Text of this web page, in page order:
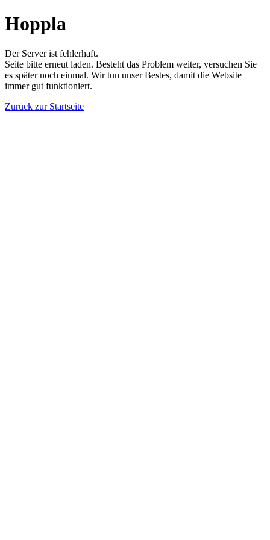
Hoppla
Der Server ist fehlerhaft.
Seite bitte erneut laden. Besteht das Problem weiter, versuchen Sie
es später noch einmal. Wir tun unser Bestes, damit die Website
immer gut funktioniert.
Zurück zur Startseite